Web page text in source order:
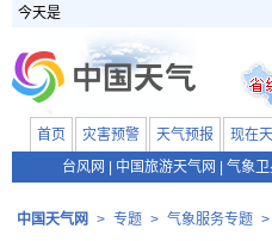
今天是
首页 灾害预警 天气预报 现在
台风网
中国旅游天气网 气象卫
中国天气网 > 专题 > 气象服务专题 >